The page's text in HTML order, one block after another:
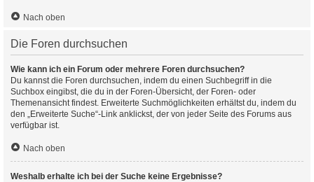
Nach oben
Die Foren durchsuchen
Wie kann ich ein Forum oder mehrere Foren durchsuchen?
Du kannst die Foren durchsuchen, indem du einen Suchbegriff in die
Suchbox eingibst, die du in der Foren-Übersicht, der Foren- oder
Themenansicht findest. Erweiterte Suchmöglichkeiten erhältst du, indem du
den „Erweiterte Suche“-Link anklickst, der von jeder Seite des Forums aus
verfügbar ist.
Nach oben
Weshalb erhalte ich bei der Suche keine Ergebnisse?